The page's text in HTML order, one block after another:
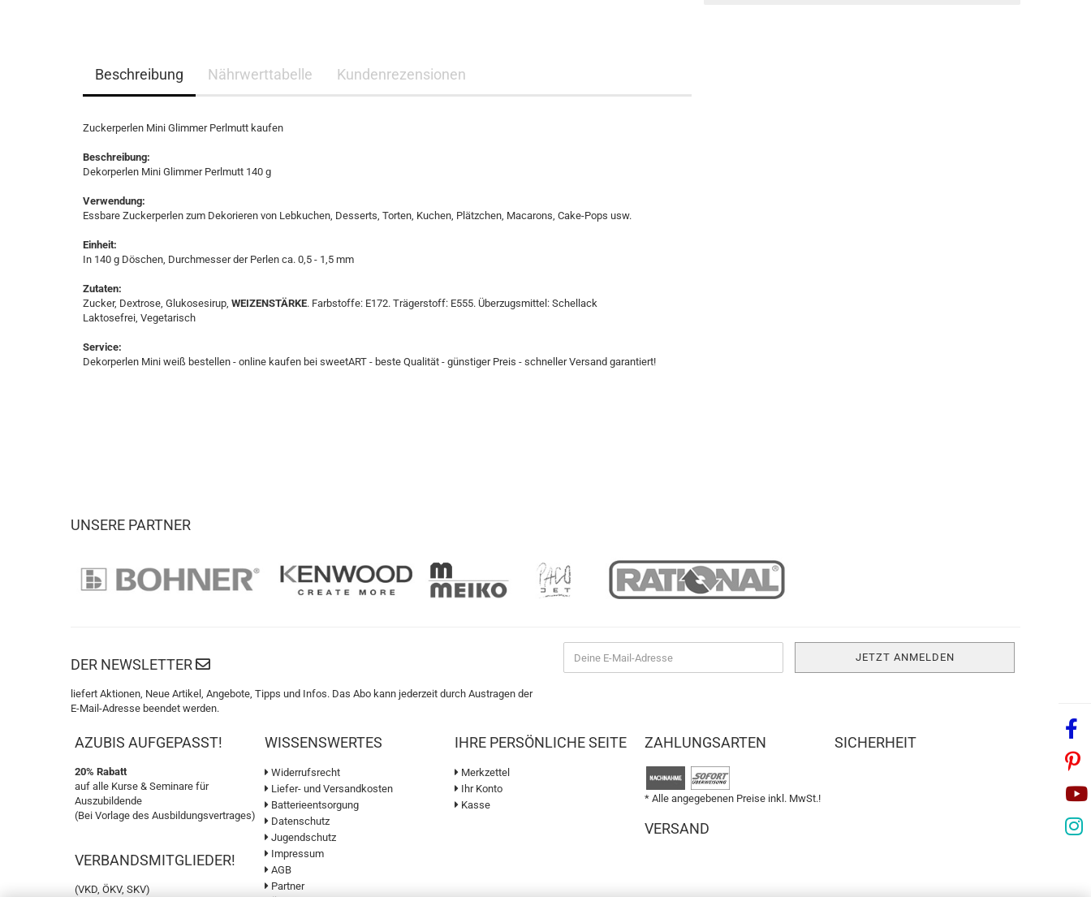
Beschreibung Nährwerttabelle Kundenrezensionen
Zuckerperlen Mini Glimmer Perlmutt kaufen
Beschreibung:
Dekorperlen Mini Glimmer Perlmutt 140 g
Verwendung:
Essbare Zuckerperlen zum Dekorieren von Lebkuchen, Desserts, Torten, Kuchen, Plätzchen, Macarons, Cake-Pops usw.
Einheit:
In 140 g Döschen, Durchmesser der Perlen ca. 0,5 - 1,5 mm
Zutaten:
Zucker, Dextrose, Glukosesirup, WEIZENSTÄRKE. Farbstoffe: E172. Trägerstoff: E555. Überzugsmittel: Schellack
Laktosefrei, Vegetarisch
Service:
Dekorperlen Mini weiß bestellen - online kaufen bei sweetART - beste Qualität - günstiger Preis - schneller Versand garantiert!
UNSERE PARTNER
DER NEWSLETTER
liefert Aktionen, Neue Artikel, Angebote, Tipps und Infos. Das Abo kann jederzeit durch Austragen der
E-Mail-Adresse beendet werden.
AZUBIS AUFGEPASST!
20% Rabatt
auf alle Kurse & Seminare für
Auszubildende
(Bei Vorlage des Ausbildungsvertrages)
VERBANDSMITGLIEDER!
(VKD, ÖKV, SKV)
WISSENSWERTES
Widerrufsrecht
Liefer- und Versandkosten
Batterieentsorgung
Datenschutz
Jugendschutz
Impressum
AGB
Partner
IHRE PERSÖNLICHE SEITE
Merkzettel
Ihr Konto
Kasse
ZAHLUNGSARTEN
* Alle angegebenen Preise inkl. MwSt.!
VERSAND
SICHERHEIT